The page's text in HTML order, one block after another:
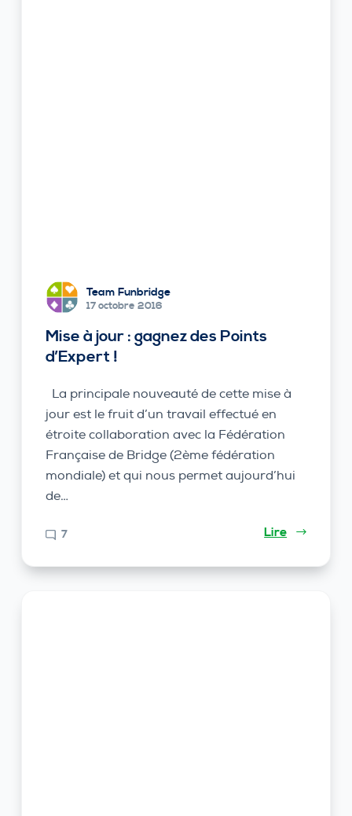
Team Funbridge
17 octobre 2016
Mise à jour : gagnez des Points
d’Expert !
La principale nouveauté de cette mise à
jour est le fruit d’un travail effectué en
étroite collaboration avec la Fédération
Française de Bridge (2ème fédération
mondiale) et qui nous permet aujourd’hui
de…
7 Lire